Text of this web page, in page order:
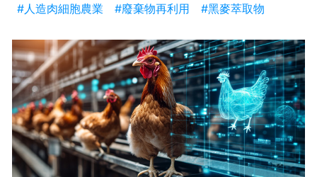
#人造肉細胞農業
#廢棄物再利用 #黑麥萃取物